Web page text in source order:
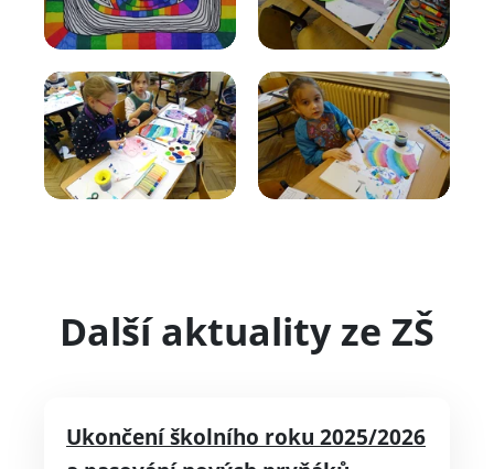
Další aktuality ze ZŠ
Ukončení školního roku 2025/2026